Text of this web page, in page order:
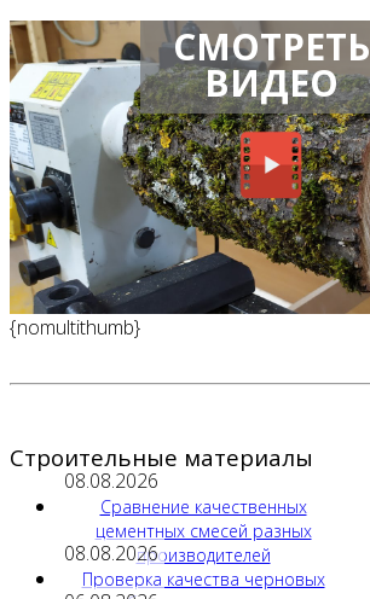
СМОТРЕТЬ
ВИДЕО
{nomultithumb}
Строительные материалы
08.08.2026
Сравнение качественных
цементных смесей разных
производителей
08.08.2026
Проверка качества черновых